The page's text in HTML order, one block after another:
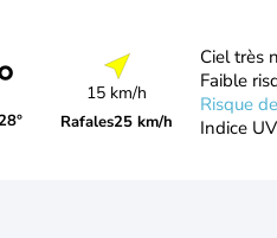
15 km/h
Rafales25 km/h
Ciel très
Faible
Risque
Indice UV